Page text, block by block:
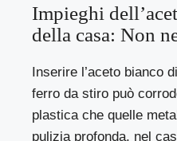
Impieghi
della casa: Non
Inserire l’aceto bianco
ferro da stiro può
plastica che quelle
pulizia profonda, nel